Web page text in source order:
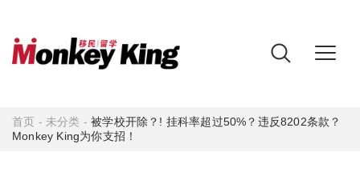
首页 - 未分类 -被学校开除？! 挂科率超过50%？违反8202条款？
Monkey King为你支招！